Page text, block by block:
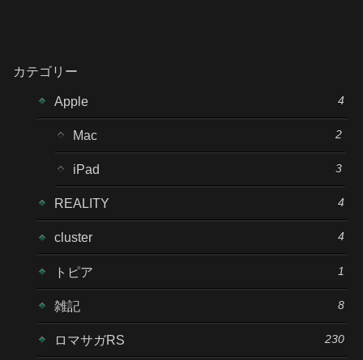
カテゴリー
Apple 4
Mac 2
iPad 3
REALITY 4
cluster 4
トピア 1
雑記 8
ロマサガRS 230